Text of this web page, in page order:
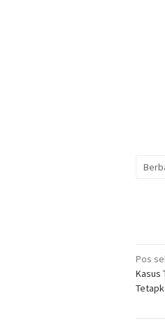
pos
Pos
Kasus